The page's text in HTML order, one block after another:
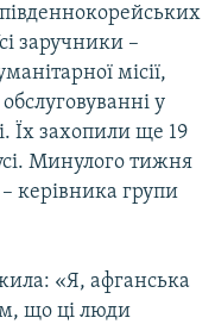
заручники –
місії,
у
Їх захопили ще 19
Минулого тижня
керівника групи
«Я, афганська
що ці люди